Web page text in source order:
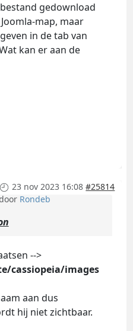
gedownload
map, maar
in de tab van
kan er aan de
23 nov 2023 16:08 #25814
Rondeb
-->
cassiopeia/images
aan dus
hij niet zichtbaar.